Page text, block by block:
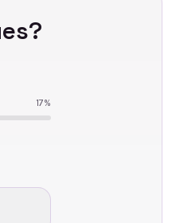
?
17%